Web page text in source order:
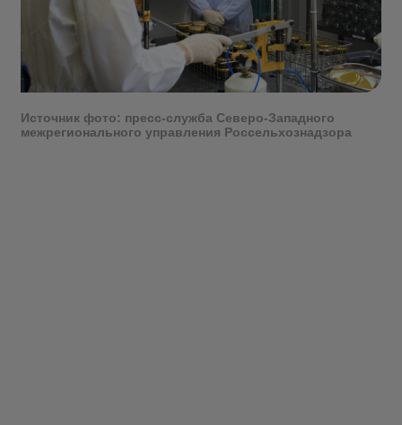
Источник фото: пресс-служба Северо-Западного
межрегионального управления Россельхознадзора